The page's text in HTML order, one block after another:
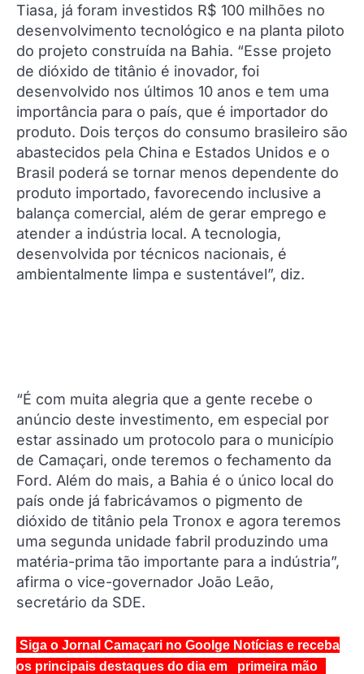
Tiasa, já foram investidos R$ 100 milhões no
desenvolvimento tecnológico e na planta piloto
do projeto construída na Bahia. “Esse projeto
de dióxido de titânio é inovador, foi
desenvolvido nos últimos 10 anos e tem uma
importância para o país, que é importador do
produto. Dois terços do consumo brasileiro são
abastecidos pela China e Estados Unidos e o
Brasil poderá se tornar menos dependente do
produto importado, favorecendo inclusive a
balança comercial, além de gerar emprego e
atender a indústria local. A tecnologia,
desenvolvida por técnicos nacionais, é
ambientalmente limpa e sustentável”, diz.
“É com muita alegria que a gente recebe o
anúncio deste investimento, em especial por
estar assinado um protocolo para o município
de Camaçari, onde teremos o fechamento da
Ford. Além do mais, a Bahia é o único local do
país onde já fabricávamos o pigmento de
dióxido de titânio pela Tronox e agora teremos
uma segunda unidade fabril produzindo uma
matéria-prima tão importante para a indústria”,
afirma o vice-governador João Leão,
secretário da SDE.
Siga o Jornal Camaçari no Goolge Notícias e receba
os principais destaques do dia em primeira mão